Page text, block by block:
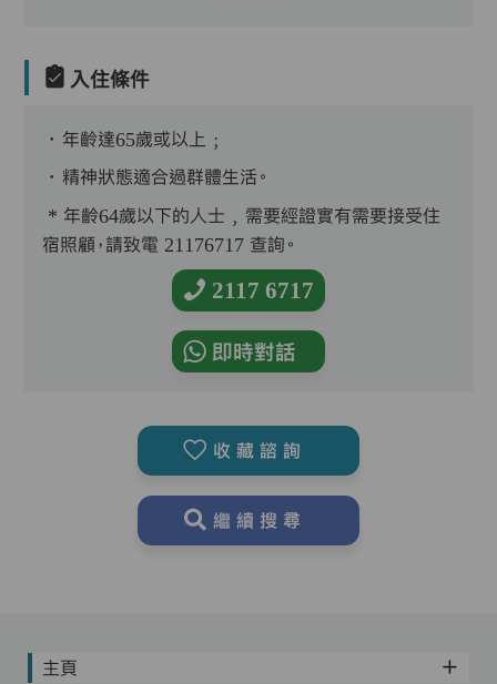
入住條件
．年齡達65歲或以上﹔
．精神狀態適合過群體生活。
* 年齡64歲以下的人士﹐需要經證實有需要接受住
宿照顧，請致電 21176717 查詢。
2117 6717
即時對話
收藏諮詢
繼續搜尋
主頁